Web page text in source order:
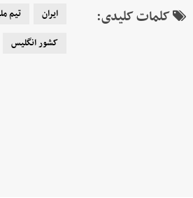
کلمات کلیدی: ایران تیم
کشور انگلیس